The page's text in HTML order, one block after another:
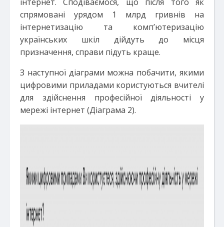
спрямовані урядом 1 млрд гривнів на
інтернетизацію та комп’ютеризацію
українських шкіл дійдуть до місця
призначення, справи підуть краще.
З наступної діаграми можна побачити, якими
цифровими приладами користуються вчителі
для здійснення професійної діяльності у
мережі інтернет (Діаграма 2).